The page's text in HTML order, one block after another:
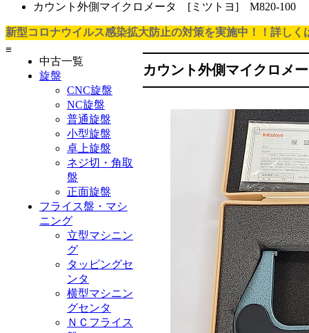
カウント外側マイクロメータ [ミツトヨ] M820-100
新型コロナウイルス感染拡大防止の対策を実施中！！詳しく
≡
中古一覧
旋盤
CNC旋盤
NC旋盤
普通旋盤
小型旋盤
卓上旋盤
ネジ切・角取
盤
正面旋盤
フライス盤・マシ
ニング
立型マシニン
グ
タッピングセ
ンタ
横型マシニン
グセンタ
ＮＣフライス
カウント外側マイクロ